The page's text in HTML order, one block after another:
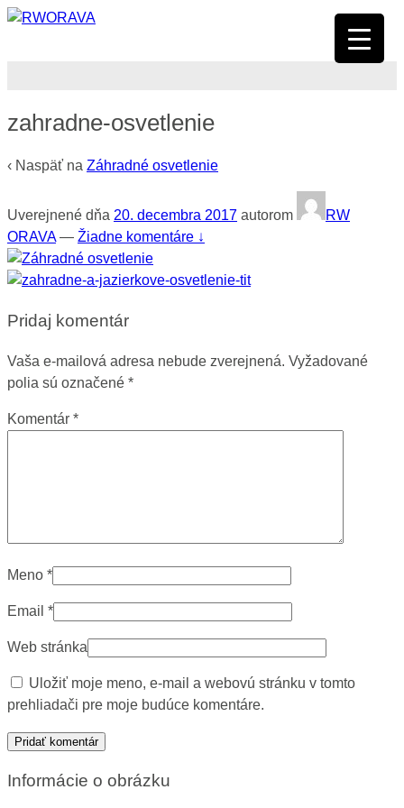
zahradne-osvetlenie
‹ Naspäť na Záhradné osvetlenie
Uverejnené dňa 20. decembra 2017 autorom
RW
ORAVA — Žiadne komentáre ↓
Pridaj komentár
Vaša e-mailová adresa nebude zverejnená. Vyžadované
polia sú označené *
Komentár *
Meno *
Email *
Web stránka
Uložiť moje meno, e-mail a webovú stránku v tomto
prehliadači pre moje budúce komentáre.
Informácie o obrázku